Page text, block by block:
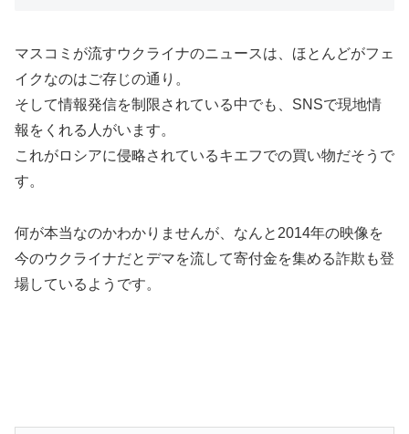
マスコミが流すウクライナのニュースは、ほとんどがフェ
イクなのはご存じの通り。
そして情報発信を制限されている中でも、SNSで現地情
報をくれる人がいます。
これがロシアに侵略されているキエフでの買い物だそうで
す。
何が本当なのかわかりませんが、なんと2014年の映像を
今のウクライナだとデマを流して寄付金を集める詐欺も登
場しているようです。